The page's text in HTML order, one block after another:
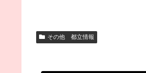
その他 都立情報